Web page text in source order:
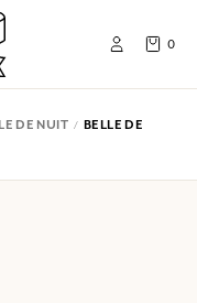
0
DE NUIT
BELLE DE